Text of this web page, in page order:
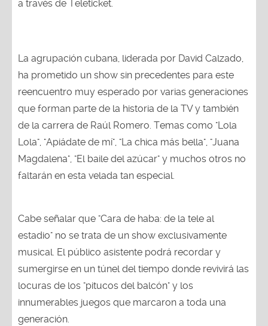
a través de Teleticket.
La agrupación cubana, liderada por David Calzado,
ha prometido un show sin precedentes para este
reencuentro muy esperado por varias generaciones
que forman parte de la historia de la TV y también
de la carrera de Raúl Romero. Temas como "Lola
Lola", "Apiádate de mí", "La chica más bella", "Juana
Magdalena", "El baile del azúcar" y muchos otros no
faltarán en esta velada tan especial.
Cabe señalar que "Cara de haba: de la tele al
estadio" no se trata de un show exclusivamente
musical. El público asistente podrá recordar y
sumergirse en un túnel del tiempo donde revivirá las
locuras de los "pitucos del balcón" y los
innumerables juegos que marcaron a toda una
generación.